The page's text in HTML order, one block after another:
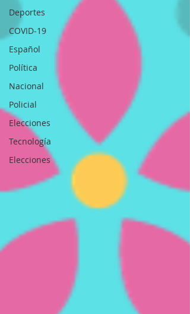
Deportes
COVID-19
Español
Política
Nacional
Policial
Elecciones
Tecnología
Elecciones